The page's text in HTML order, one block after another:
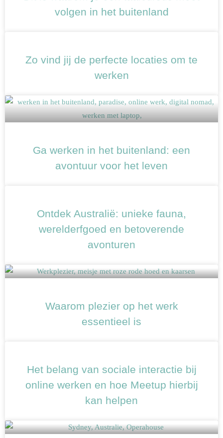
volgen in het buitenland
Zo vind jij de perfecte locaties om te
werken
Ga werken in het buitenland: een
avontuur voor het leven
Ontdek Australië: unieke fauna,
werelderfgoed en betoverende
avonturen
Waarom plezier op het werk
essentieel is
Het belang van sociale interactie bij
online werken en hoe Meetup hierbij
kan helpen